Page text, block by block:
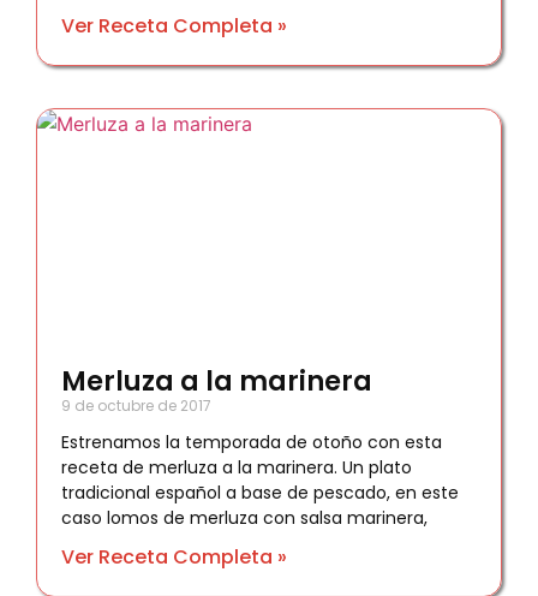
Ver Receta Completa »
Merluza a la marinera
9 de octubre de 2017
Estrenamos la temporada de otoño con esta
receta de merluza a la marinera. Un plato
tradicional español a base de pescado, en este
caso lomos de merluza con salsa marinera,
Ver Receta Completa »